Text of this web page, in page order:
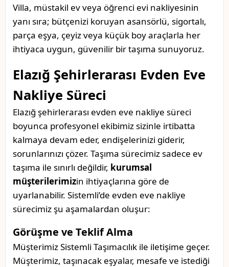
Villa, müstakil ev veya öğrenci evi nakliyesinin
yanı sıra; bütçenizi koruyan asansörlü, sigortalı,
parça eşya, çeyiz veya küçük boy araçlarla her
ihtiyaca uygun, güvenilir bir taşıma sunuyoruz.
Elazığ Şehirlerarası Evden Eve
Nakliye Süreci
Elazığ şehirlerarası evden eve nakliye süreci
boyunca profesyonel ekibimiz sizinle irtibatta
kalmaya devam eder, endişelerinizi giderir,
sorunlarınızı çözer. Taşıma sürecimiz sadece ev
taşıma ile sınırlı değildir, kurumsal
müşterilerimizin ihtiyaçlarına göre de
uyarlanabilir. Sistemli’de evden eve nakliye
sürecimiz şu aşamalardan oluşur:
Görüşme ve Teklif Alma
Müşterimiz Sistemli Taşımacılık ile iletişime geçer.
Müşterimiz, taşınacak eşyalar, mesafe ve istediği